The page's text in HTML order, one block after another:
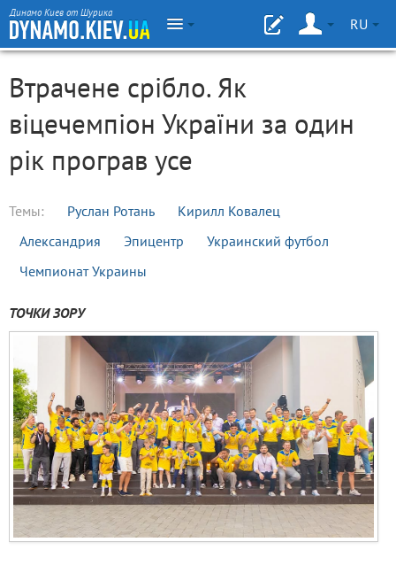
Динамо Киев от Шурика
RU
Втрачене срібло. Як
віцечемпіон України за один
рік програв усе
Темы: Руслан Ротань
Кирилл Ковалец
Александрия
Эпицентр
Украинский футбол
Чемпионат Украины
ТОЧКИ ЗОРУ